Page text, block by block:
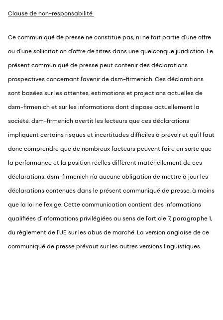
Clause de non-responsabilité
Ce communiqué de presse ne constitue pas, ni ne fait partie d'une offre
ou d'une sollicitation d'offre de titres dans une quelconque juridiction. Le
présent communiqué de presse peut contenir des déclarations
prospectives concernant l'avenir de dsm-firmenich. Ces déclarations
sont basées sur les attentes, estimations et projections actuelles de
dsm-firmenich et sur les informations dont dispose actuellement la
société. dsm-firmenich avertit les lecteurs que ces déclarations
impliquent certains risques et incertitudes difficiles à prévoir et qu'il faut
donc comprendre que de nombreux facteurs peuvent faire en sorte que
la performance et la position réelles diffèrent matériellement de ces
déclarations. dsm-firmenich n'a aucune obligation de mettre à jour les
déclarations contenues dans le présent communiqué de presse, à moins
que la loi ne l'exige. Cette communication contient des informations
qualifiées d'informations privilégiées au sens de l'article 7, paragraphe 1,
du règlement de l'UE sur les abus de marché. La version anglaise de ce
communiqué de presse prévaut sur les autres versions linguistiques.